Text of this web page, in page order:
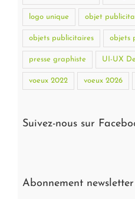
logo unique objet
objets publicitaires objets
presse graphiste UI-UX
voeux 2022 voeux 2026
Suivez-nous sur
Abonnement newsletter